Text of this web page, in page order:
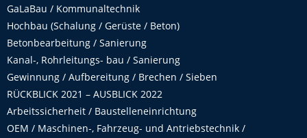
GaLaBau / Kommunaltechnik
Hochbau (Schalung / Gerüste / Beton)
Betonbearbeitung / Sanierung
Kanal-, Rohrleitungs- bau / Sanierung
Gewinnung / Aufbereitung / Brechen / Sieben
RÜCKBLICK 2021 – AUSBLICK 2022
Arbeitssicherheit / Baustelleneinrichtung
OEM / Maschinen-, Fahrzeug- und Antriebstechnik /